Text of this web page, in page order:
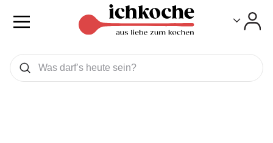
Was wollen Sie suchen
Suchen